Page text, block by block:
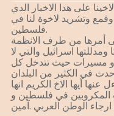
على هدا الاخبار الدي
وتشريد لاخوة لنا في
فلسطين.
أمرها من طرف الانظمة
ومدللتها اسرائيل والتي لا
أو مسيرات حيث تتدخل كل
في الكثير من البلدان
أيها الاخ الكريم انها
في فلسطين و